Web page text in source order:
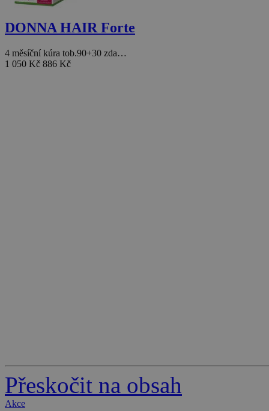
DONNA HAIR Forte
4 měsíční kúra tob.90+30 zda…
1 050 Kč 886 Kč
Přeskočit na obsah
Akce